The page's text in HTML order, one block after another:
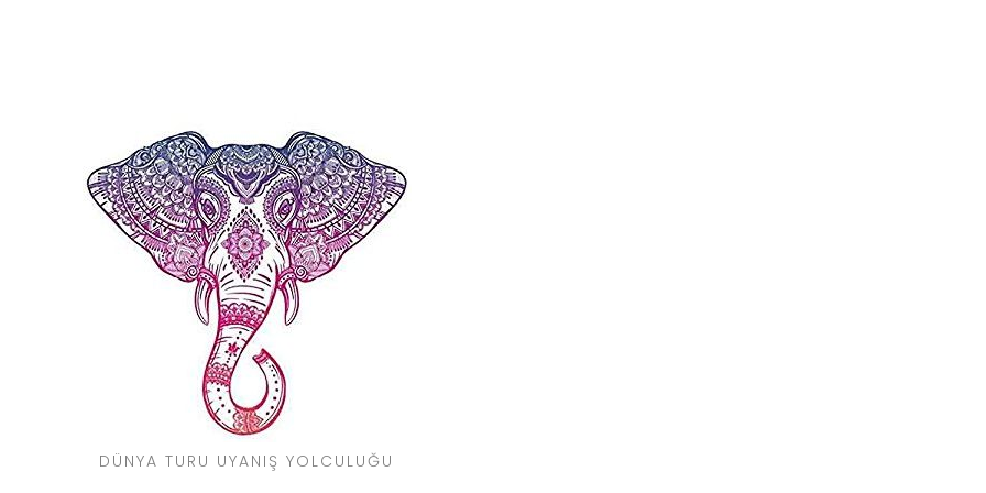
DÜNYA TURU UYANIŞ YOLCULUĞU